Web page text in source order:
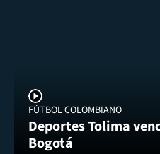
FÚTBOL COLOMBIANO
Deportes Tolima
Bogotá